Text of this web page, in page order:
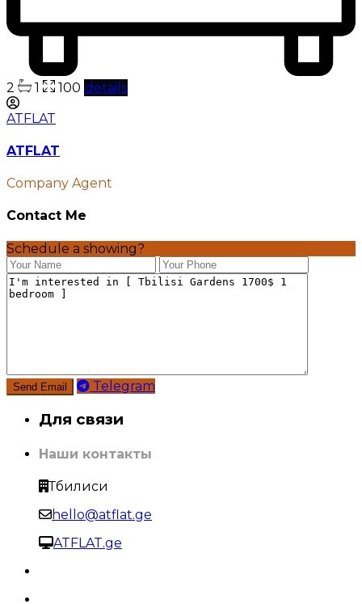
2 1 100 details
ATFLAT
ATFLAT
Company Agent
Contact Me
Schedule a showing?
Telegram
Для связи
Наши контакты
Тбилиси
hello@atflat.ge
ATFLAT.ge